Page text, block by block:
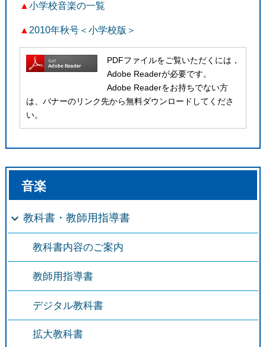
▲ 小学校音楽の一覧
▲ 2010年秋号＜小学校版＞
PDFファイルをご覧いただくには，
Adobe Readerが必要です。
Adobe Readerをお持ちでない方
は、バナーのリンク先から無料ダウンロードしてくださ
い。
音楽
教科書・教師用指導書
教科書内容のご案内
教師用指導書
デジタル教科書
拡大教科書